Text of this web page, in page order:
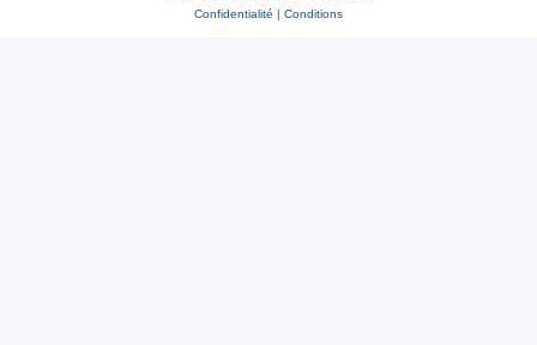
Confidentialité | Conditions